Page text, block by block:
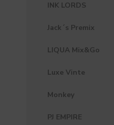
INK LORDS
Jack´s Premix
LIQUA Mix&Go
Luxe Vinte
Monkey
PJ EMPIRE